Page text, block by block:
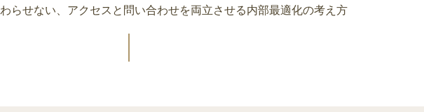
らせない、アクセスと問い合わせを両立させる内部最適化の考え方